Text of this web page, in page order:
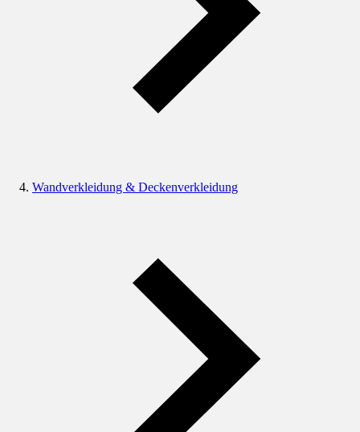
Wandverkleidung & Deckenverkleidung